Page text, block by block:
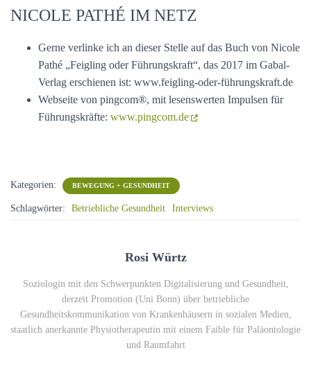
NICOLE PATHÉ IM NETZ
Gerne verlinke ich an dieser Stelle auf das Buch von Nicole
Pathé „Feigling oder Führungskraft“, das 2017 im Gabal-
Verlag erschienen ist: www.feigling-oder-führungskraft.de
Webseite von pingcom®, mit lesenswerten Impulsen für
Führungskräfte: www.pingcom.de
Kategorien: BEWEGUNG + GESUNDHEIT
Schlagwörter: Betriebliche Gesundheit Interviews
Rosi Würtz
Soziologin mit den Schwerpunkten Digitalisierung und Gesundheit,
derzeit Promotion (Uni Bonn) über betriebliche
Gesundheitskommunikation von Krankenhäusern in sozialen Medien,
staatlich anerkannte Physiotherapeutin mit einem Faible für Paläontologie
und Raumfahrt